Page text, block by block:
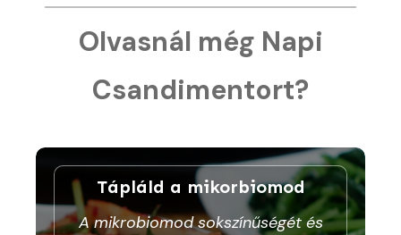
Olvasnál még Napi
Csandimentort?
Tápláld a mikorbiomod
A mikrobiomod sokszínűségét és